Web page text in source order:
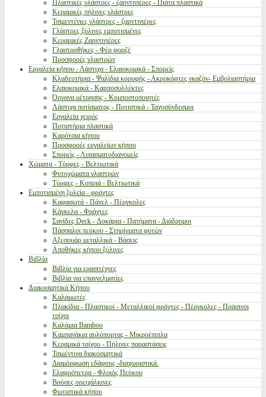
Πλαστικές γλάστρες - ζαρντινιέρες - Πιάτα πλαστικά
Κεραμικές πήλινες γλάστρες
Τσιμεντένιες γλάστρες - ζαρντινιέρες
Γλάστρες ξύλινες εμποτισμένες
Κεραμικές Ζαρντινιέρες
Γλαστροθήκες - Φέρ φορζέ
Προσφορές γλαστρών
Εργαλεία κήπου - Λάστιχα - Ελαιοκομικά - Σπορείς
Κλαδευτήρια - Ψαλίδια κορυφής - Ακροκόφτες γκαζόν- Εμβολιαστήρια
Ελαιοκομικά - Καρποσυλλέκτες
Όργανα μέτρησης - Κομποστοποιητές
Λάστιχα ποτίσματος - Ποτιστικά - Ταχυσύνδεσμοι
Εργαλεία χειρός
Ποτιστήρια πλαστικά
Καρότσια κήπου
Προσφορές εργαλείων κήπου
Σπορείς - Λιπασματοδιανομείς
Χώματα - Τύρφες - Βελτιωτικά
Φυτοχώματα γλαστρών
Τύρφες - Κοπριά - Βελτιωτικά
Εμποτισμένη ξυλεία - φράχτες
Καφασωτά - Πάνελ - Πέργκολες
Κάγκελα - Φράχτες
Σανίδες Deck - Δοκάρια - Πατήματα - Διάδρομοι
Πάσσαλοι πεύκου - Στηρίγματα φυτών
Αξεσουάρ μεταλλικά - Βάσεις
Αποθήκες κήπου ξύλινες
Βιβλία
Βιβλία για ερασιτέχνες
Βιβλία για επαγγελματίες
Διακοσμητικά Κήπου
Καλαμωτές
Πλακίδια - Πλαστικοί - Μεταλλικοί φράχτες - Πέργκολες - Πράσινοι
τοίχοι
Καλάμια Bamboo
Καμπανάκια αυλόπορτας - Μικροέπιπλα
Κεραμικά τοίχου - Πήλινες παραστάσεις
Τσιμέντινα διακοσμητικά
Διαμόρφωση εδάφους -διαχωριστικά.
Ελαφρόπετρα - Φλοιός Πεύκου
Βρύσες ορειχάλκινες
Φωτιστικά κήπου